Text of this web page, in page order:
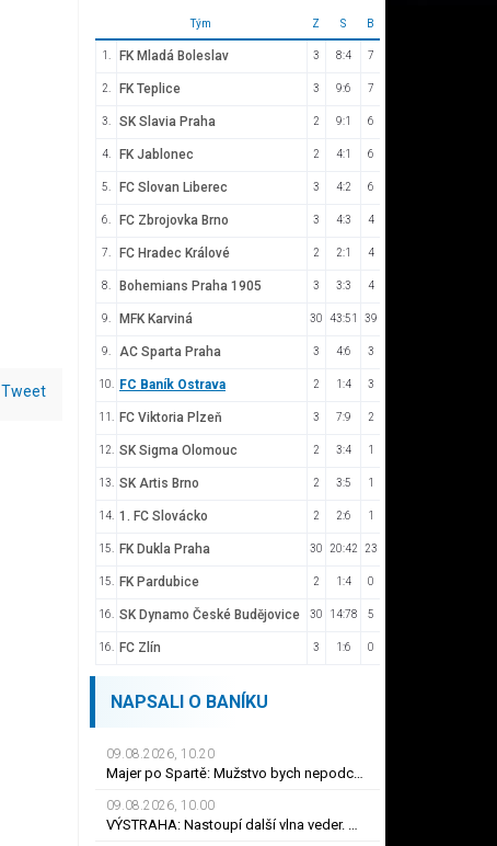
Tweet
Tým Z S B
1. FK Mladá Boleslav 3 8:4 7
2. FK Teplice 3 9:6 7
3. SK Slavia Praha 2 9:1 6
4. FK Jablonec 2 4:1 6
5. FC Slovan Liberec 3 4:2 6
6. FC Zbrojovka Brno 3 4:3 4
7. FC Hradec Králové 2 2:1 4
8. Bohemians Praha 1905 3 3:3 4
9. MFK Karviná 30 43:51 39
9. AC Sparta Praha 3 4:6 3
10. FC Baník Ostrava 2 1:4 3
11. FC Viktoria Plzeň 3 7:9 2
12. SK Sigma Olomouc 2 3:4 1
13. SK Artis Brno 2 3:5 1
14. 1. FC Slovácko 2 2:6 1
15. FK Dukla Praha 30 20:42 23
15. FK Pardubice 2 1:4 0
16. SK Dynamo České Budějovice 30 14:78 5
16. FC Zlín 3 1:6 0
NAPSALI O BANÍKU
09.08.2026, 10.20
Majer po Spartě: Mužstvo bych nepodceňoval! Byl přísný na hrdinu zápasu
09.08.2026, 10.00
VÝSTRAHA: Nastoupí další vlna veder. Meteorologové mají ale i dobrou zprávu